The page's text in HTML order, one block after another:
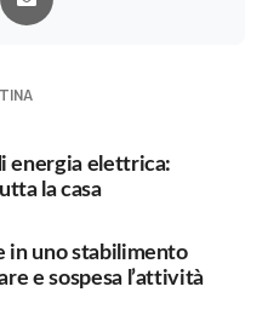
energia elettrica:
la casa
in uno stabilimento
e sospesa l’attività